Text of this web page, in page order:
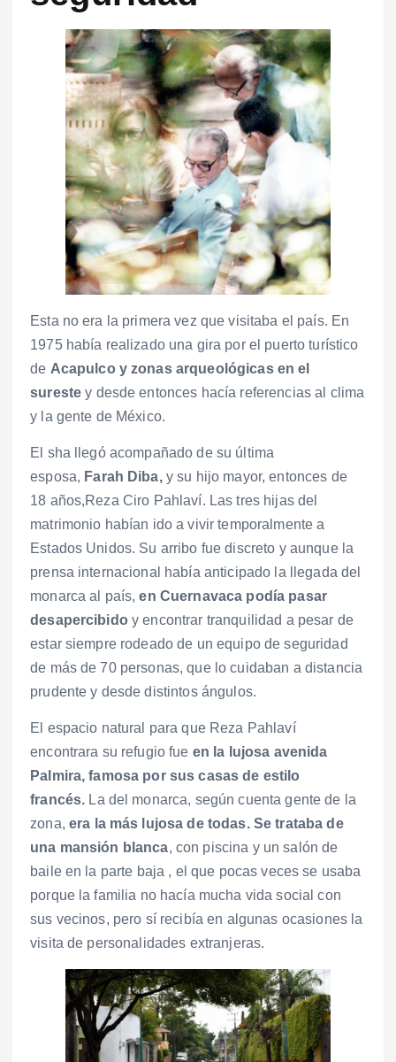
Esta no era la primera vez que visitaba el país. En
1975 había realizado una gira por el puerto turístico
de Acapulco y zonas arqueológicas en el
sureste y desde entonces hacía referencias al clima
y la gente de México.
El sha llegó acompañado de su última
esposa, Farah Diba,y su hijo mayor, entonces de
18 años,Reza Ciro Pahlaví. Las tres hijas del
matrimonio habían ido a vivir temporalmente a
Estados Unidos. Su arribo fue discreto y aunque la
prensa internacional había anticipado la llegada del
monarca al país,en Cuernavaca podía pasar
desapercibidoy encontrar tranquilidad a pesar de
estar siempre rodeado de un equipo de seguridad
de más de 70 personas, que lo cuidaban a distancia
prudente y desde distintos ángulos.
El espacio natural para que Reza Pahlaví
encontrara su refugio fue en la lujosa avenida
Palmira, famosa por sus casas de estilo
francés. La del monarca, según cuenta gente de la
zona, era la más lujosa de todas. Se trataba de
una mansión blanca, con piscina y un salón de
baile en la parte baja , el que pocas veces se usaba
porque la familia no hacía mucha vida social con
sus vecinos, pero sí recibía en algunas ocasiones la
visita de personalidades extranjeras.